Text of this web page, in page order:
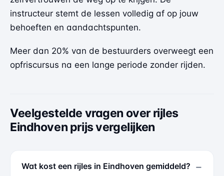
instructeur stemt de lessen volledig af op jouw
behoeften en aandachtspunten.
Meer dan 20% van de bestuurders overweegt een
opfriscursus na een lange periode zonder rijden.
Veelgestelde vragen over rijles
Eindhoven prijs vergelijken
Wat kost een rijles in Eindhoven gemiddeld?